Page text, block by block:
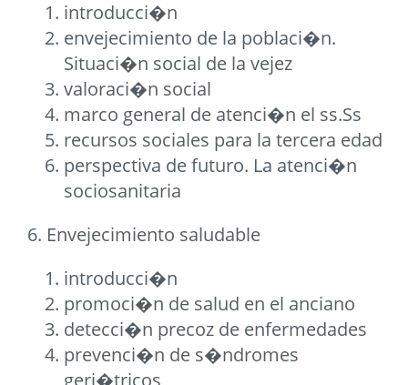
introducci�n
envejecimiento de la poblaci�n.
Situaci�n social de la vejez
valoraci�n social
marco general de atenci�n el ss.Ss
recursos sociales para la tercera edad
perspectiva de futuro. La atenci�n
sociosanitaria
6. Envejecimiento saludable
introducci�n
promoci�n de salud en el anciano
detecci�n precoz de enfermedades
prevenci�n de s�ndromes
geri�tricos